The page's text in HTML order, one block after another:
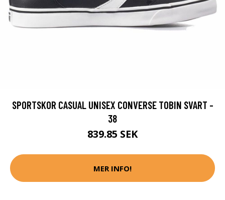
SPORTSKOR CASUAL UNISEX CONVERSE TOBIN SVART -
38
839.85 SEK
MER INFO!